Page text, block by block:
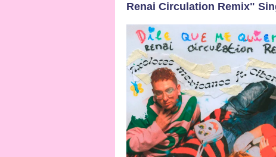
Renai Circulation Remix"